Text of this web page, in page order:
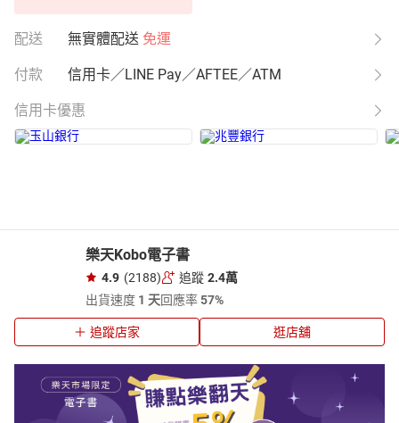
配送 無實體配送 免運
付款 信用卡／LINE Pay／AFTEE／ATM
信用卡優惠
樂天Kobo電子書
4.9 (2188) 追蹤 2.4萬
出貨速度 1 天回應率57%
追蹤店家 逛店舖